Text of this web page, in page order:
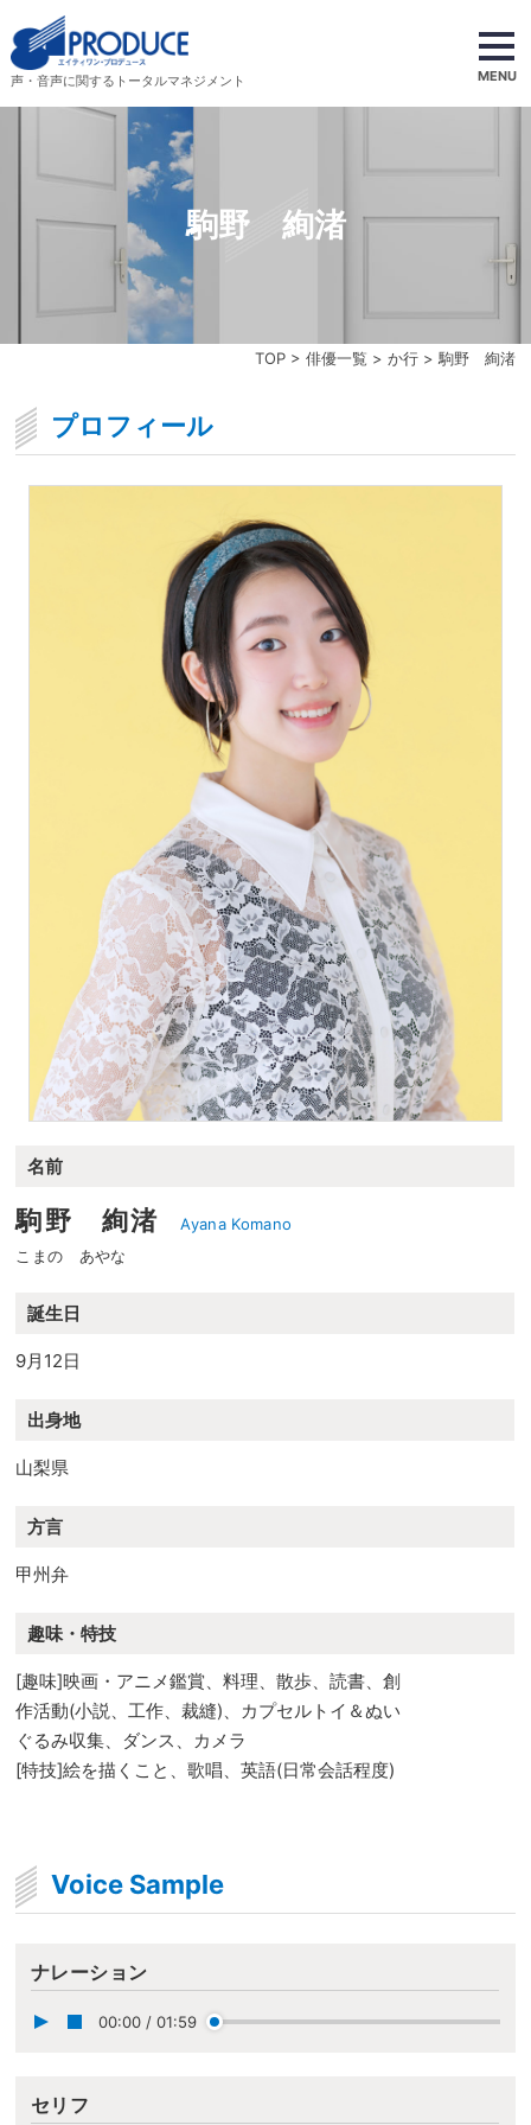
声・音声に関するトータルマネジメント MENU
TOP> 俳優一覧 > か行> 駒野 絢渚
駒野 絢渚
プロフィール
名前
駒野 絢渚
Ayana Komano
こまの あやな
誕生日
9月12日
出身地
山梨県
方言
甲州弁
趣味・特技
[趣味]映画・アニメ鑑賞、料理、散歩、読書、創
作活動(小説、工作、裁縫)、カプセルトイ＆ぬい
ぐるみ収集、ダンス、カメラ
[特技]絵を描くこと、歌唱、英語(日常会話程度)
Voice Sample
ナレーション
00:00 / 01:59
セリフ